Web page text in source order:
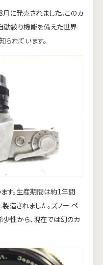
に発売されました。このカ
動絞り機能を備えた世界
れています。
す。生産期間は約1年間
造されました。ズノー ペ
少性から、現在では幻のカ